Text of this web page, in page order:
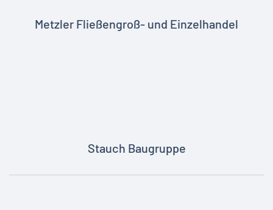
Metzler Fließengroß- und Einzelhandel
Stauch Baugruppe